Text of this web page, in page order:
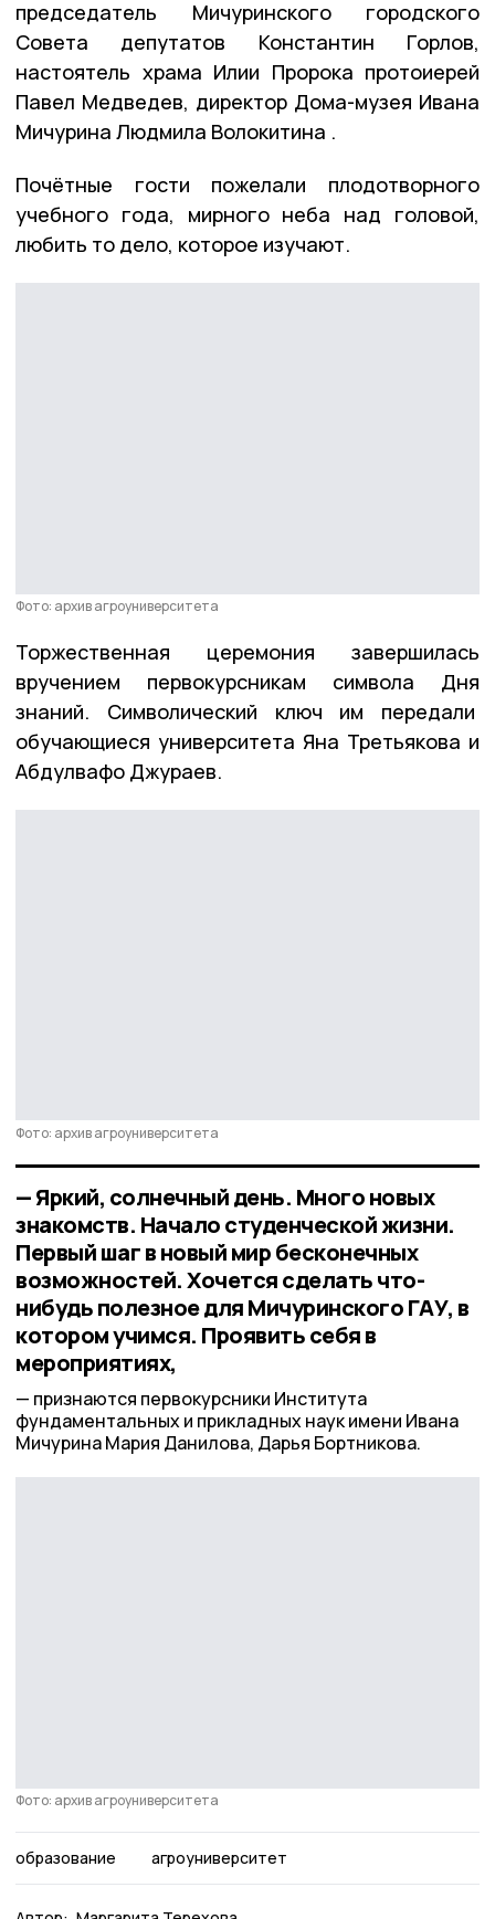
председатель Мичуринского городского
Совета депутатов Константин Горлов,
настоятель храма Илии Пророка протоиерей
Павел Медведев, директор Дома-музея Ивана
Мичурина Людмила Волокитина .
Почётные гости пожелали плодотворного
учебного года, мирного неба над головой,
любить то дело, которое изучают.
Фото: архив агроуниверситета
Торжественная церемония завершилась
вручением первокурсникам символа Дня
знаний. Символический ключ им передали
обучающиеся университета Яна Третьякова и
Абдулвафо Джураев.
Фото: архив агроуниверситета
— Яркий, солнечный день. Много новых
знакомств. Начало студенческой жизни.
Первый шаг в новый мир бесконечных
возможностей. Хочется сделать что-
нибудь полезное для Мичуринского ГАУ, в
котором учимся. Проявить себя в
мероприятиях,
признаются первокурсники Института
фундаментальных и прикладных наук имени Ивана
Мичурина Мария Данилова, Дарья Бортникова.
Фото: архив агроуниверситета
образование агроуниверситет